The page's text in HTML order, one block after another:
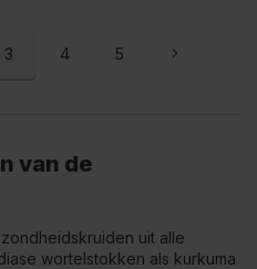
3 4 5
van de
uit alle
wortelstokken als kurkuma